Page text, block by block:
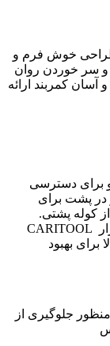
طراحی خوش فرم و
سر خوردن روان
کمربند ارائه
برای دسترسی
در پشت برای
کوله پشتی.
CARITOOL
برای بهبود
جلوگیری از